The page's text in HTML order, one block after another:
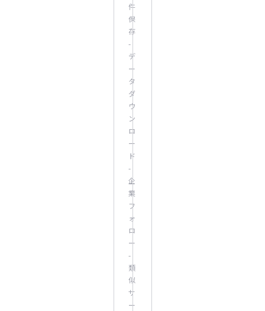
件
保
存
-
デ
ー
タ
ダ
ウ
ン
ロ
ー
ド
-
企
業
フ
ォ
ロ
ー
-
類
似
サ
ー